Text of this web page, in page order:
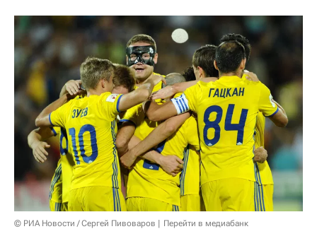
© РИА Новости / Сергей Пивоваров Перейти в медиабанк